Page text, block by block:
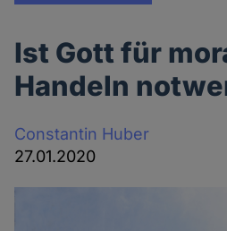
Ist Gott für
Handeln
Constantin Huber
27.01.2020